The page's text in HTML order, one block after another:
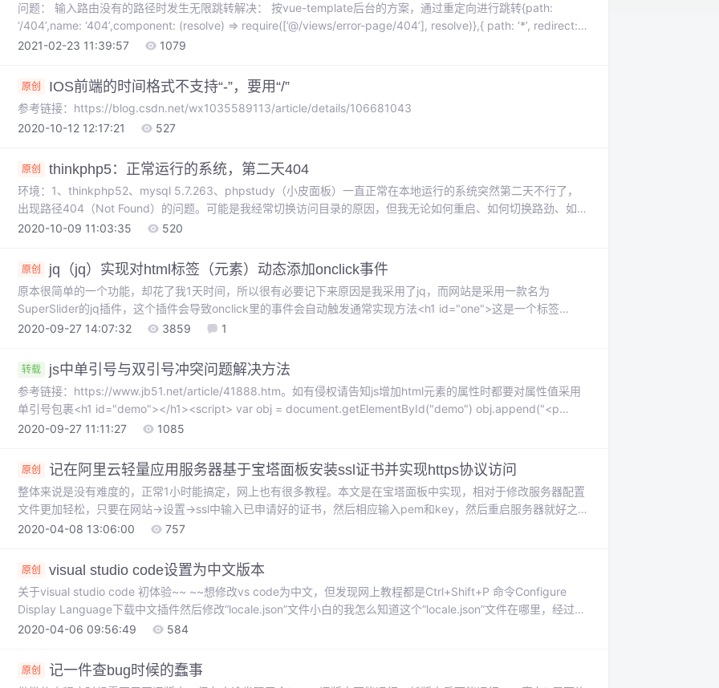
问题： 输入路由没有的路径时发生无限跳转解决： 按vue-template后台的方案，通过重定向进行跳转{path:
‘/404’,name: ‘404’,component: (resolve) => require([’@/views/error-page/404’], resolve)},{ path: ‘*’, redirect:
‘/404’, hidden: true }，但依然没有解决问题。在排查的过程中，发现控制台有报黄色警告：[vue-router] Dupl
2021-02-23 11:39:57 1079
原创 IOS前端的时间格式不支持“-”，要用“/”
参考链接：https://blog.csdn.net/wx1035589113/article/details/106681043
2020-10-12 12:17:21
527
原创 thinkphp5：正常运行的系统，第二天404
环境：1、thinkphp52、mysql 5.7.263、phpstudy（小皮面板）一直正常在本地运行的系统突然第二天不行了，
出现路径404（Not Found）的问题。可能是我经常切换访问目录的原因，但我无论如何重启、如何切换路劲、如何
刷新都没有解决但我发现.htaccess文件变成0KB了，这很有问题。后来在里面添加了内容就能正常运行了。很奇
2020-10-09 11:03:35 520
原创 jq（jq）实现对html标签（元素）动态添加onclick事件
原本很简单的一个功能，却花了我1天时间，所以很有必要记下来原因是我采用了jq，而网站是采用一款名为
SuperSlider的jq插件，这个插件会导致onclick里的事件会自动触发通常实现方法<h1 id="one">这是一个标签
</h1>1、jqjq实现给元素动态添加onclick方法有on和attr以及其他（1）onjq1.7版本会报错：“on is not a function”
2020-09-27 14:07:32 3859 1
转载 js中单引号与双引号冲突问题解决方法
参考链接：https://www.jb51.net/article/41888.htm。如有侵权请告知js增加html元素的属性时都要对属性值采用
单引号包裹<h1 id="demo"></h1><script> var obj = document.getElementById("demo") obj.append("<p
class='new'>这是新增标签</p>")</script>上述情况就可以解决，但如果
2020-09-27 11:11:27 1085
原创 记在阿里云轻量应用服务器基于宝塔面板安装ssl证书并实现https协议访问
整体来说是没有难度的，正常1小时能搞定，网上也有很多教程。本文是在宝塔面板中实现，相对于修改服务器配置
文件更加轻松，只要在网站->设置->ssl中输入已申请好的证书，然后相应输入pem和key，然后重启服务器就好之
所以花了两天时间，是因为在宝塔面板和轻量应用丰富服务器明明放行了443端口，但实际上并没有放行，通过提
2020-04-08 13:06:00 757
原创 visual studio code设置为中文版本
关于visual studio code 初体验~~ ~~想修改vs code为中文，但发现网上教程都是Ctrl+Shift+P 命令Configure
Display Language下载中文插件然后修改“locale.json”文件小白的我怎么知道这个“locale.json”文件在哪里，经过一
轮查找，找到一个方法可直接修改依然用 Ctrl+Shift+P 命令，输入config，弹出...
2020-04-06 09:56:49 584
原创 记一件查bug时候的蠢事